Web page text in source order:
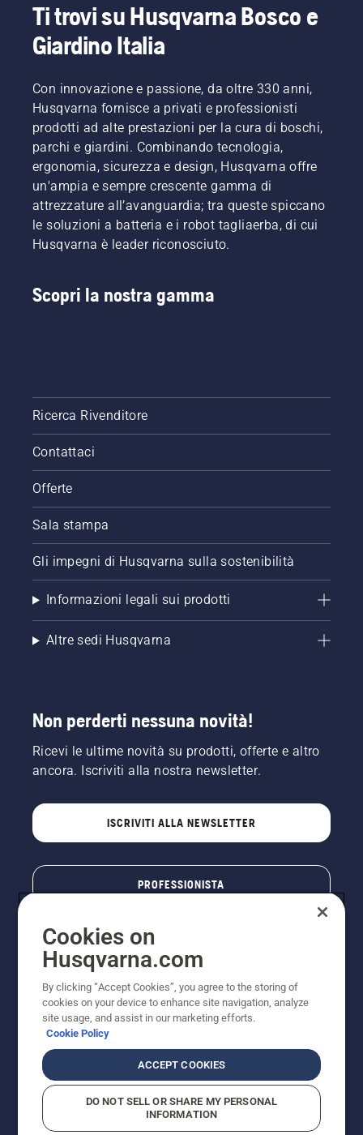
Ti trovi su Husqvarna Bosco e
Giardino Italia
Con innovazione e passione, da oltre 330 anni,
Husqvarna fornisce a privati e professionisti
prodotti ad alte prestazioni per la cura di boschi,
parchi e giardini. Combinando tecnologia,
ergonomia, sicurezza e design, Husqvarna offre
un'ampia e sempre crescente gamma di
attrezzature all’avanguardia; tra queste spiccano
le soluzioni a batteria e i robot tagliaerba, di cui
Husqvarna è leader riconosciuto.
Scopri la nostra gamma
Ricerca Rivenditore
Contattaci
Offerte
Sala stampa
Gli impegni di Husqvarna sulla sostenibilità
Informazioni legali sui prodotti
Altre sedi Husqvarna
Non perderti nessuna novità!
Ricevi le ultime novità su prodotti, offerte e altro
ancora. Iscriviti alla nostra newsletter.
ISCRIVITI ALLA NEWSLETTER
PROFESSIONISTA
© Husqvarna AB (publ). Tutti i diritti riservati. I prezzi
pubblicati si intendono raccomandati e arrotondati, non
impegnativi, comprensivi di I.V.A. vigente. FERCAD SpA
- Via Retrone, 49 - 36077 Altavilla Vic. (VI) - Capitale
Sociale € 2.000.000 int. vers. P.I. e C.F. 01252490246 -
Cookies on
Husqvarna.com
By clicking “Accept Cookies”, you agree to the storing of
cookies on your device to enhance site navigation, analyze
site usage, and assist in our marketing efforts.
Cookie Policy
ACCEPT COOKIES
DO NOT SELL OR SHARE MY PERSONAL
INFORMATION